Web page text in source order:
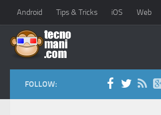
Android Tips & Tricks iOS Web
FOLLOW: